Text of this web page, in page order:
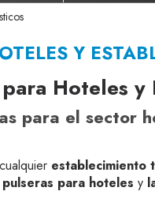
Y
Hoteles
para el sector
establecimiento
para hoteles y